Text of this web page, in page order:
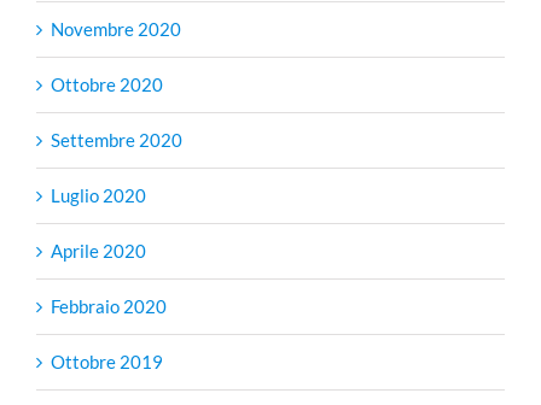
Novembre 2020
Ottobre 2020
Settembre 2020
Luglio 2020
Aprile 2020
Febbraio 2020
Ottobre 2019